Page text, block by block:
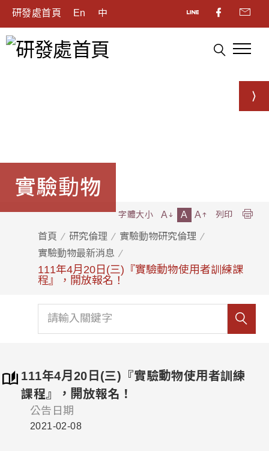
研發處首頁 En 中
實驗動物
首頁 研究倫理
實驗動物研究倫理
實驗動物最新消息
111年4月20日(三)『實驗動物使用者訓練課
程』，開放報名！
字體大小 A A A 列印
111年4月20日(三)『實驗動物使用者訓練
課程』，開放報名！
公告日期
2021-02-08